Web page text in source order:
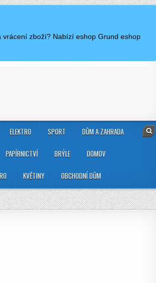
vrácení zboží? Nabízí eshop Grund eshop
ELEKTRO SPORT DŮM A ZAHRADA
PAPÍRNICTVÍ BRÝLE DOMOV
KVĚTINY OBCHODNÍ DŮM